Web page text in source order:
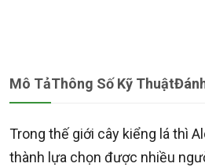
Mô TảThông Số Kỹ Thuật
Trong thế giới cây kiểng lá thì
thành lựa chọn được nhiều